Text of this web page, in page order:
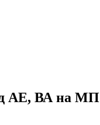
АЕ, ВА на МП